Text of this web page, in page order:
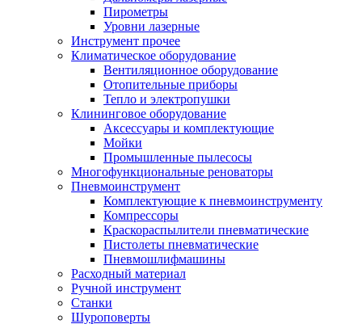
Пирометры
Уровни лазерные
Инструмент прочее
Климатическое оборудование
Вентиляционное оборудование
Отопительные приборы
Тепло и электропушки
Клининговое оборудование
Аксессуары и комплектующие
Мойки
Промышленные пылесосы
Многофункциональные реноваторы
Пневмоинструмент
Комплектующие к пневмоинструменту
Компрессоры
Краскораспылители пневматические
Пистолеты пневматические
Пневмошлифмашины
Расходный материал
Ручной инструмент
Станки
Шуроповерты